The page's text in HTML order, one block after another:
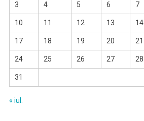
3 4 5 6 7
10 11 12 13 14
17 18 19 20 21
24 25 26 27 28
31
« iul.